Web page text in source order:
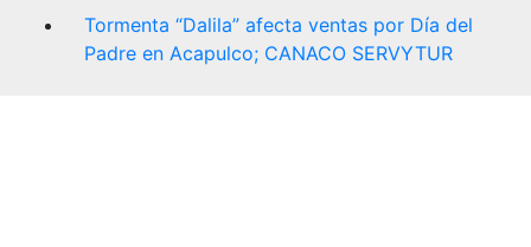
Tormenta “Dalila” afecta ventas por Día del
Padre en Acapulco; CANACO SERVYTUR